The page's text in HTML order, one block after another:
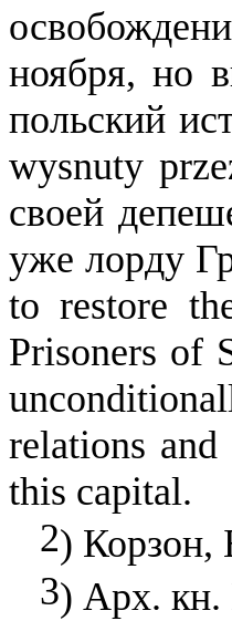
ноября, но
польский
wysnuty
своей
уже лорду
to restore
Prisoners of
relations
this capital.
2) Корзон,
3) Арх.